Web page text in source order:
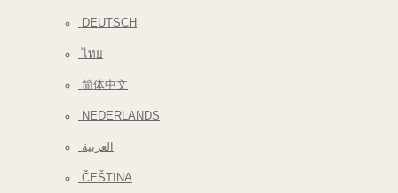
DEUTSCH
ไทย
简体中文
NEDERLANDS
العربية
ČEŠTINA